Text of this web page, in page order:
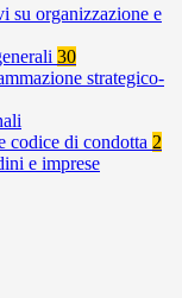
su organizzazione e
30
strategico-
codice di condotta 2
e imprese